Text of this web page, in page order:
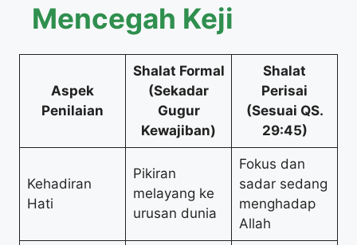
Mencegah Keji
Aspek
Penilaian
Shalat Formal
(Sekadar
Gugur
Kewajiban)
Shalat
Perisai
(Sesuai QS.
29:45)
Kehadiran
Hati
Pikiran
melayang ke
urusan dunia
Fokus dan
sadar sedang
menghadap
Allah